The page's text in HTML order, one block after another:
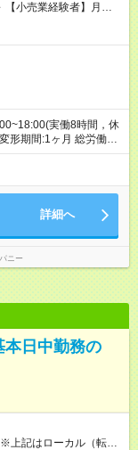
小売業経験者】月給
000円～650，000円 ※
当社規定の採用基準に
勤手当 ◎家族手当 ◎資
（全額支給） ◎深夜手
月平均残業時間13.25h
実働8時間，休
形期間:1ヶ月 総労働時
単位の変形労働時間
詳細へ
ニー
日中勤務の
上記はローカル（転勤